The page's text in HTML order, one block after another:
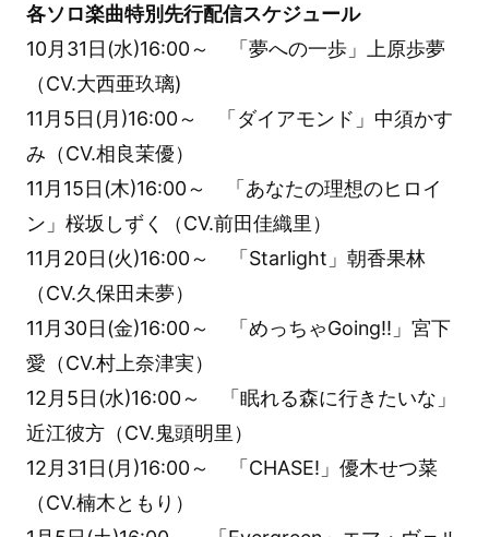
各ソロ楽曲特別先行配信スケジュール
10月31日(水)16:00～ 「夢への一歩」上原歩夢
（CV.大西亜玖璃)
11月5日(月)16:00～ 「ダイアモンド」中須かす
み（CV.相良茉優）
11月15日(木)16:00～ 「あなたの理想のヒロイ
ン」桜坂しずく（CV.前田佳織里）
11月20日(火)16:00～ 「Starlight」朝香果林
（CV.久保田未夢）
11月30日(金)16:00～ 「めっちゃGoing!!」宮下
愛（CV.村上奈津実）
12月5日(水)16:00～ 「眠れる森に行きたいな」
近江彼方（CV.鬼頭明里）
12月31日(月)16:00～ 「CHASE!」優木せつ菜
（CV.楠木ともり）